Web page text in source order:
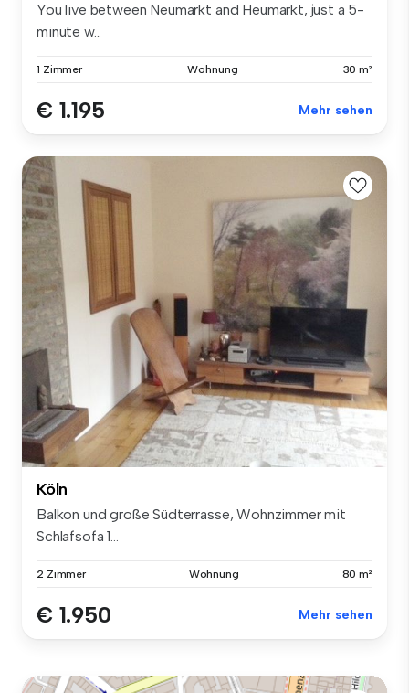
You live between Neumarkt and Heumarkt, just a 5-
minute w...
1 Zimmer Wohnung 30 m²
€ 1.195 Mehr sehen
Köln
Balkon und große Südterrasse, Wohnzimmer mit
Schlafsofa 1...
2 Zimmer Wohnung 80 m²
€ 1.950 Mehr sehen